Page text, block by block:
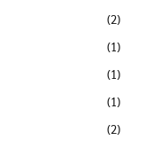
(2)
(1)
(1)
(1)
(2)